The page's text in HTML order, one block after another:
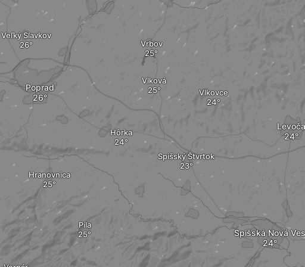
Poprad
Veľký Slavkov
Píla
Hranovnica
Vrbov
Vlková
Vlkovce
Spišská Nová Ves
Hôrka
Spišský Štvrtok
Levoča